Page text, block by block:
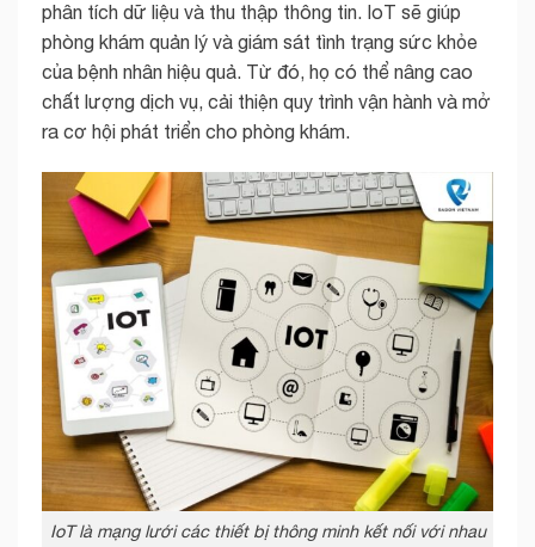
phân tích dữ liệu và thu thập thông tin. IoT sẽ giúp
phòng khám quản lý và giám sát tình trạng sức khỏe
của bệnh nhân hiệu quả. Từ đó, họ có thể nâng cao
chất lượng dịch vụ, cải thiện quy trình vận hành và mở
ra cơ hội phát triển cho phòng khám.
IoT là mạng lưới các thiết bị thông minh kết nối với nhau